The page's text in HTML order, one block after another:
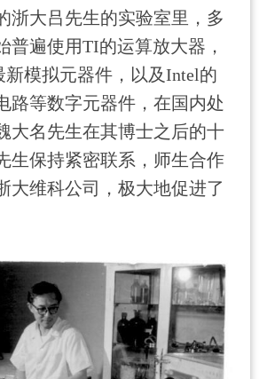
浙大吕先生的实验室里，多
普遍使用TI的运算放大器，
模拟元器件，以及Intel的
路等数字元器件，在国内处
大名先生在其博士之后的十
生保持紧密联系，师生合作
大维科公司，极大地促进了